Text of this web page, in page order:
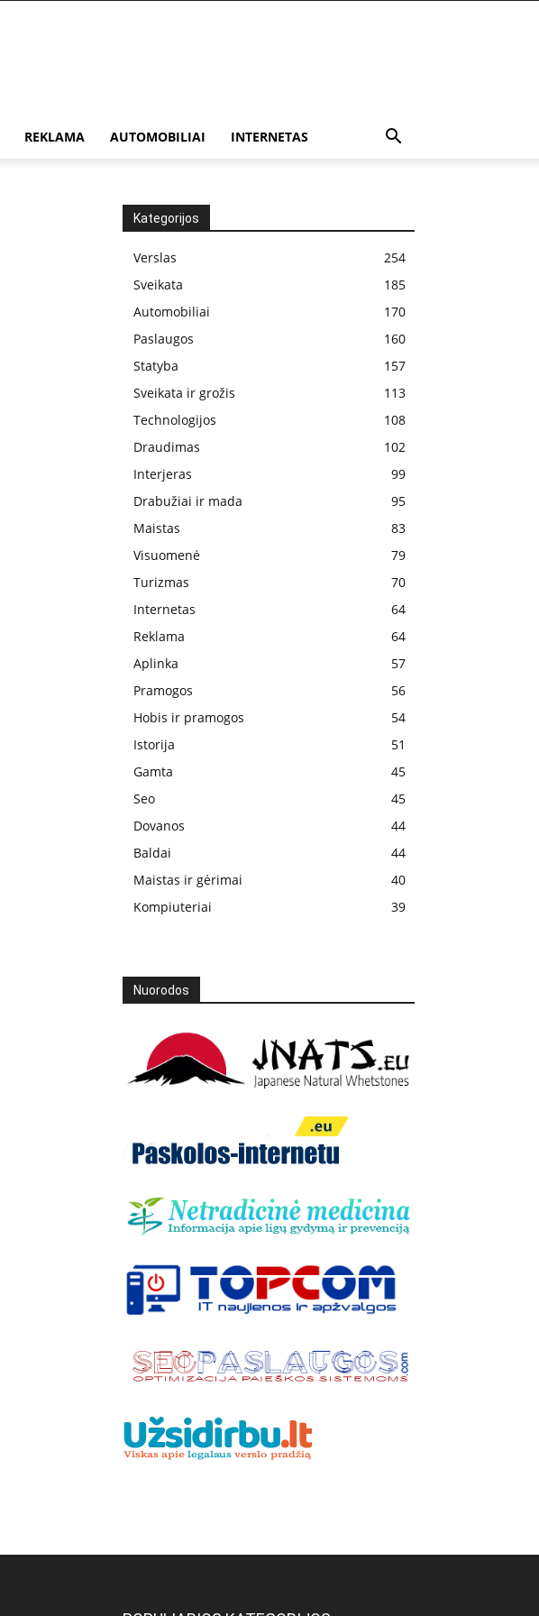
REKLAMA AUTOMOBILIAI INTERNETAS
Kategorijos
Verslas
254
Sveikata
185
Automobiliai
170
Paslaugos
160
Statyba
157
Sveikata ir grožis
113
Technologijos
108
Draudimas
102
Interjeras
99
Drabužiai ir mada
95
Maistas
83
Visuomenė
79
Turizmas
70
Internetas
64
Reklama
64
Aplinka
57
Pramogos
56
Hobis ir pramogos
54
Istorija
51
Gamta
45
Seo
45
Dovanos
44
Baldai
44
Maistas ir gėrimai
40
Kompiuteriai
39
Nuorodos